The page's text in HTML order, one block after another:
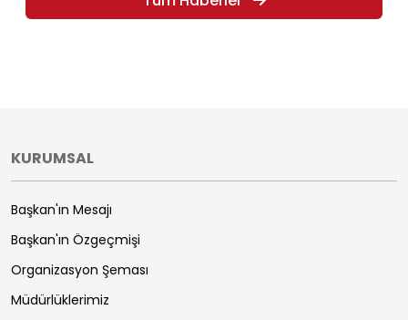
KURUMSAL
Başkan'ın Mesajı
Başkan'ın Özgeçmişi
Organizasyon Şeması
Müdürlüklerimiz